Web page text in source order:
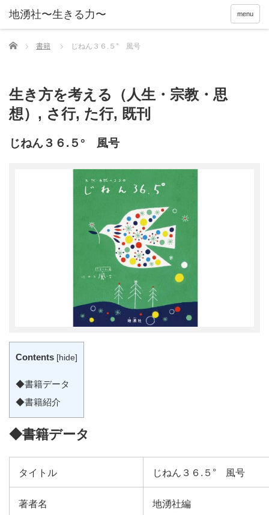
menu
Home 書籍 じねん３６.５° 風号
生き方を考える（人生・宗教・思
想） , さ行, た行, 既刊
じねん３６.５° 風号
Contents [hide]
◆書籍データ
◆書籍紹介
◆書籍データ
タイトル じねん３６.５° 風号
著者名 地湧社編